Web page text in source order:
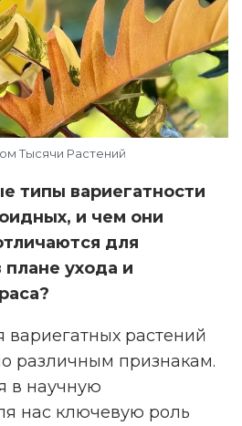
Тысячи Растений
типы вариегатности
и чем они
для
ухода и
растений
различным признакам.
в научную
нас ключевую роль